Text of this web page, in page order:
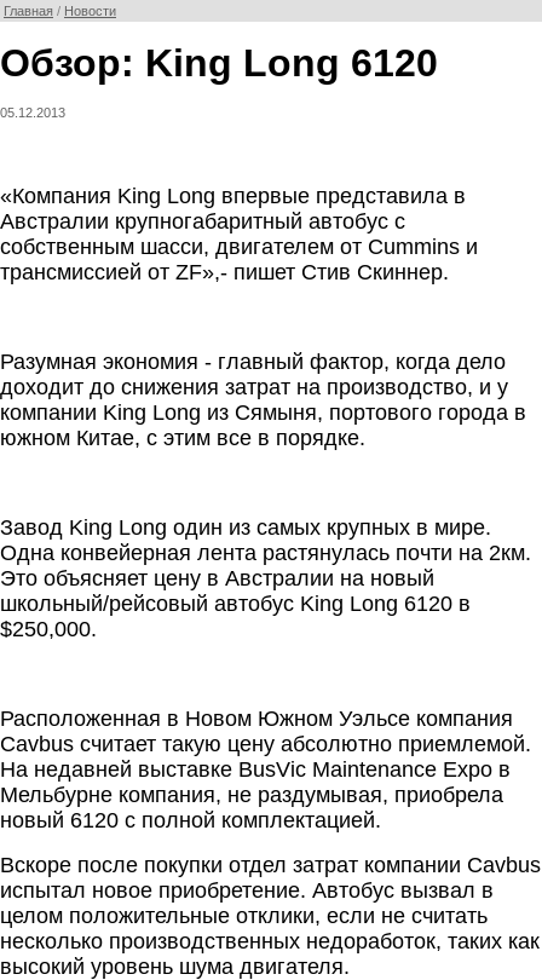
Главная / Новости
Обзор: King Long 6120
05.12.2013
«Компания King Long впервые представила в
Австралии крупногабаритный автобус с
собственным шасси, двигателем от Cummins и
трансмиссией от ZF»,- пишет Стив Скиннер.
Разумная экономия - главный фактор, когда дело
доходит до снижения затрат на производство, и у
компании King Long из Сямыня, портового города в
южном Китае, с этим все в порядке.
Завод King Long один из самых крупных в мире.
Одна конвейерная лента растянулась почти на 2км.
Это объясняет цену в Австралии на новый
школьный/рейсовый автобус King Long 6120 в
$250,000.
Расположенная в Новом Южном Уэльсе компания
Cavbus считает такую цену абсолютно приемлемой.
На недавней выставке BusVic Maintenance Expo в
Мельбурне компания, не раздумывая, приобрела
новый 6120 с полной комплектацией.
Вскоре после покупки отдел затрат компании Cavbus
испытал новое приобретение. Автобус вызвал в
целом положительные отклики, если не считать
несколько производственных недоработок, таких как
высокий уровень шума двигателя.